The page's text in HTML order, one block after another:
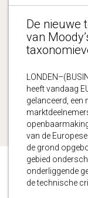
De nieuwe
van
heeft vandaag
gelanceerd,
van de
de grond
gebied
onderliggende
de technische